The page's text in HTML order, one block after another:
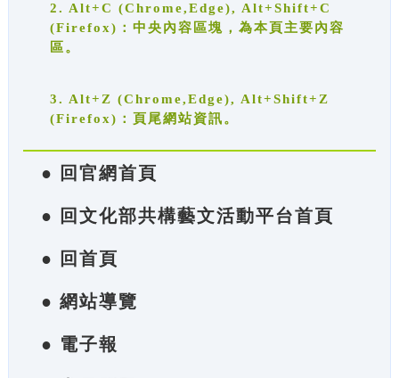
2. Alt+C (Chrome,Edge), Alt+Shift+C
(Firefox)：中央內容區塊，為本頁主要內容
區。
3. Alt+Z (Chrome,Edge), Alt+Shift+Z
(Firefox)：頁尾網站資訊。
● 回官網首頁
● 回文化部共構藝文活動平台首頁
● 回首頁
● 網站導覽
● 電子報